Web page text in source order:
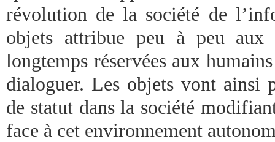
révolution de la société de
objets attribue peu à peu aux
longtemps réservées aux
dialoguer. Les objets vont ainsi
de statut dans la société
face à cet environnement